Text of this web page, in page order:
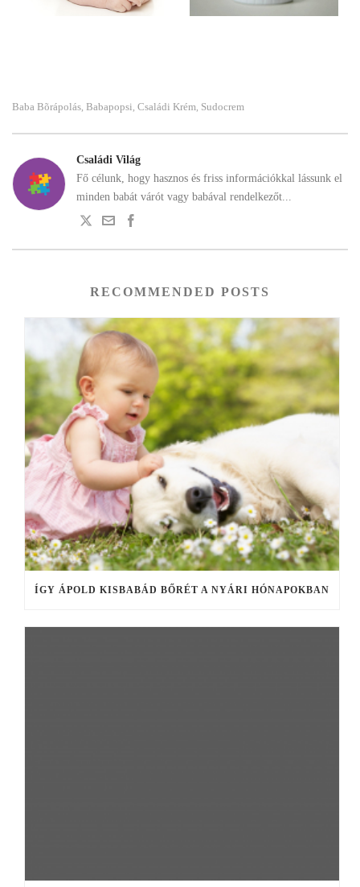
Baba Bõrápolás, Babapopsi, Családi Krém, Sudocrem
Családi Világ
Fő célunk, hogy hasznos és friss információkkal lássunk el
minden babát várót vagy babával rendelkezőt...
RECOMMENDED POSTS
ÍGY ÁPOLD KISBABÁD BŐRÉT A NYÁRI HÓNAPOKBAN